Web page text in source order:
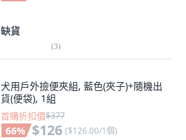
缺貨
(3)
犬用戶外撿便夾組, 藍色(夾子)+隨機出
貨(便袋), 1組
首購折扣價$377
66% $126 ($126.00/1個)